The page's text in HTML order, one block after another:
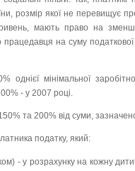
розмір якої не перевищує
мають право на
працедавця на суму податкової
однієї мінімальної
- у 2007 році.
та 200% від суми,
податку, який:
- у розрахунку на кожну